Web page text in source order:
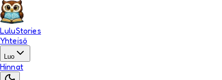
LuluStories
Yhteisö
Luo
Hinnat